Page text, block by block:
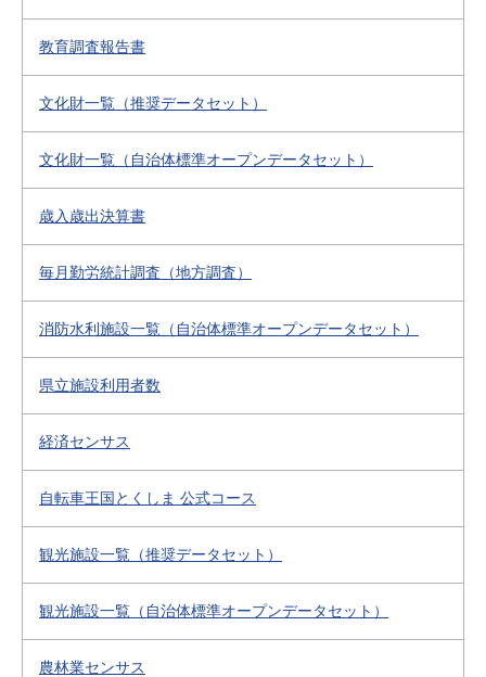
教育調査報告書
文化財一覧（推奨データセット）
文化財一覧（自治体標準オープンデータセット）
歳入歳出決算書
毎月勤労統計調査（地方調査）
消防水利施設一覧（自治体標準オープンデータセット）
県立施設利用者数
経済センサス
自転車王国とくしま 公式コース
観光施設一覧（推奨データセット）
観光施設一覧（自治体標準オープンデータセット）
農林業センサス